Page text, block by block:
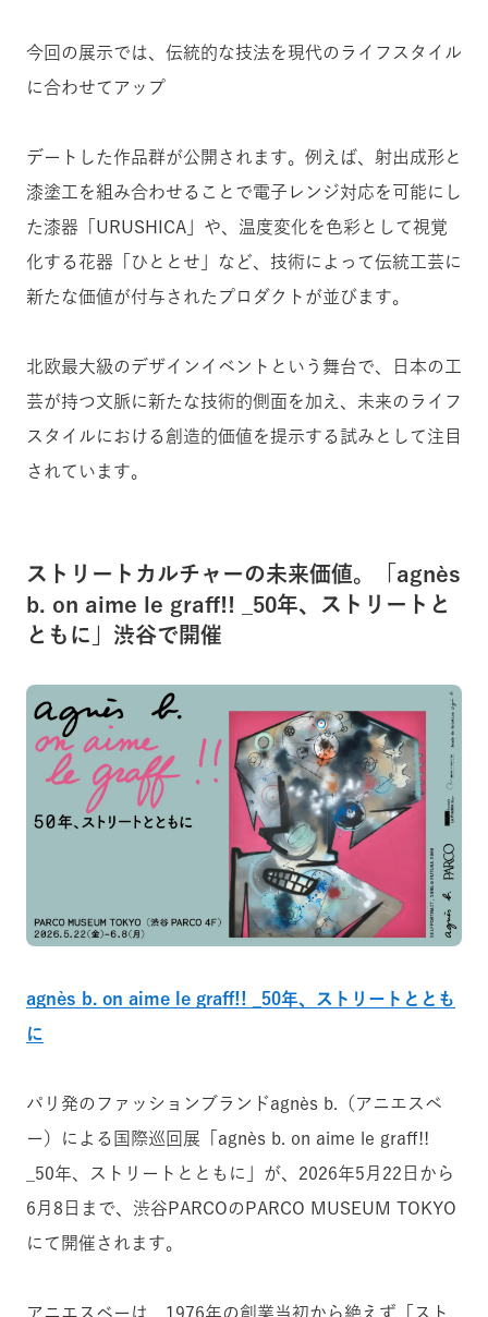
今回の展示では、伝統的な技法を現代のライフスタイル
に合わせてアップ
デートした作品群が公開されます。例えば、射出成形と
漆塗工を組み合わせることで電子レンジ対応を可能にし
た漆器「URUSHICA」や、温度変化を色彩として視覚
化する花器「ひととせ」など、技術によって伝統工芸に
新たな価値が付与されたプロダクトが並びます。
北欧最大級のデザインイベントという舞台で、日本の工
芸が持つ文脈に新たな技術的側面を加え、未来のライフ
スタイルにおける創造的価値を提示する試みとして注目
されています。
ストリートカルチャーの未来価値。「agnès
b. on aime le graff!! _50年、ストリートと
ともに」渋谷で開催
agnès b. on aime le graff!! _50年、ストリートととも
に
パリ発のファッションブランドagnès b.（アニエスベ
ー）による国際巡回展「agnès b. on aime le graff!!
_50年、ストリートとともに」が、2026年5月22日から
6月8日まで、渋谷PARCOのPARCO MUSEUM TOKYO
にて開催されます。
アニエスベーは、1976年の創業当初から絶えず「スト